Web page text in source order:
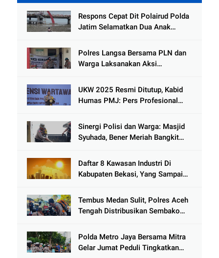
Respons Cepat Dit Polairud Polda
Jatim Selamatkan Dua Anak
Kenjeran
Polres Langsa Bersama PLN dan
Warga Laksanakan Aksi
Tamiang
UKW 2025 Resmi Ditutup, Kabid
Humas PMJ: Pers Profesional
Hoaks
Sinergi Polisi dan Warga: Masjid
Syuhada, Bener Meriah Bangkit
Daftar 8 Kawasan Industri Di
Kabupaten Bekasi, Yang Sampai
Tembus Medan Sulit, Polres Aceh
Tengah Distribusikan Sembako
Jamat
Polda Metro Jaya Bersama Mitra
Gelar Jumat Peduli Tingkatkan